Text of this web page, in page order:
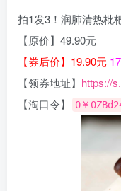
拍1发3！润肺清热枇
【原价】49.90元
【券后价】19.90元
【领券地址】 https://
【淘口令】
0￥